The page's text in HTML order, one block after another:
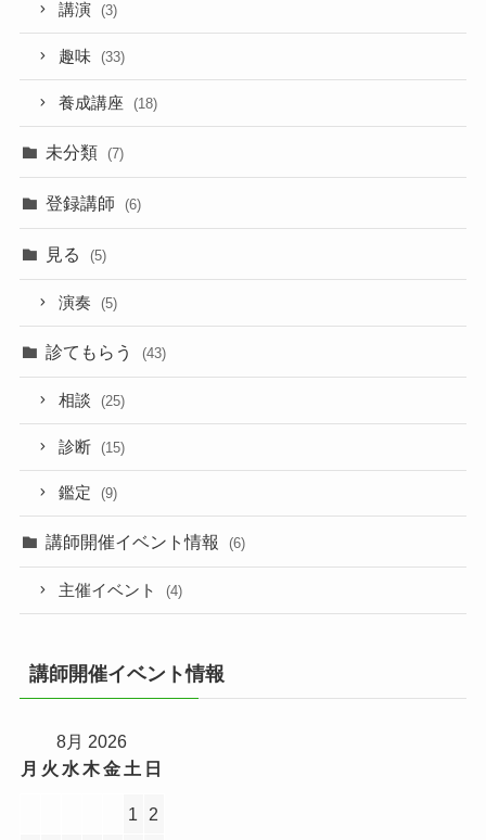
講演 (3)
趣味 (33)
養成講座 (18)
未分類 (7)
登録講師 (6)
見る (5)
演奏 (5)
診てもらう (43)
相談 (25)
診断 (15)
鑑定 (9)
講師開催イベント情報 (6)
主催イベント (4)
講師開催イベント情報
8月 2026
月 火 水木金 土 日
1 2